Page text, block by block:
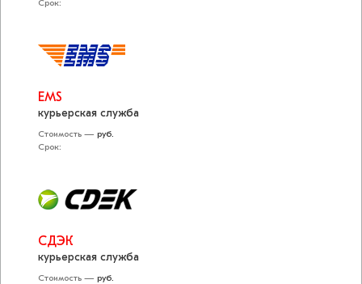
Срок:
EMS
курьерская служба
Стоимость — руб.
Срок:
СДЭК
курьерская служба
Стоимость — руб.